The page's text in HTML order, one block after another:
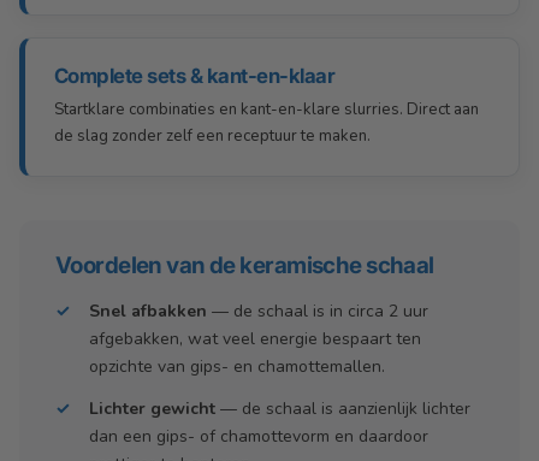
Complete sets & kant-en-klaar
Startklare combinaties en kant-en-klare slurries. Direct aan
de slag zonder zelf een receptuur te maken.
Voordelen van de keramische schaal
✓ Snel afbakken — de schaal is in circa 2 uur
afgebakken, wat veel energie bespaart ten
opzichte van gips- en chamottemallen.
✓
Lichter gewicht — de schaal is aanzienlijk lichter
dan een gips- of chamottevorm en daardoor